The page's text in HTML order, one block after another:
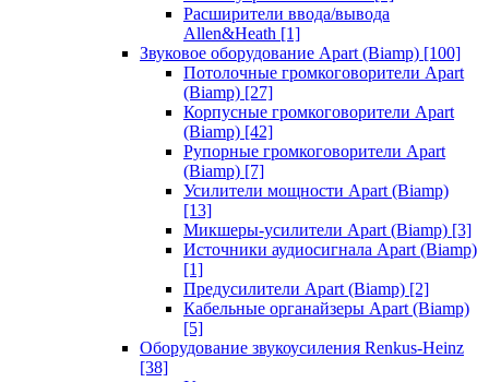
Расширители ввода/вывода
Allen&Heath [1]
Звуковое оборудование Apart (Biamp) [100]
Потолочные громкоговорители Apart
(Biamp) [27]
Корпусные громкоговорители Apart
(Biamp) [42]
Рупорные громкоговорители Apart
(Biamp) [7]
Усилители мощности Apart (Biamp)
[13]
Микшеры-усилители Apart (Biamp) [3]
Источники аудиосигнала Apart (Biamp)
[1]
Предусилители Apart (Biamp) [2]
Кабельные органайзеры Apart (Biamp)
[5]
Оборудование звукоусиления Renkus-Heinz
[38]